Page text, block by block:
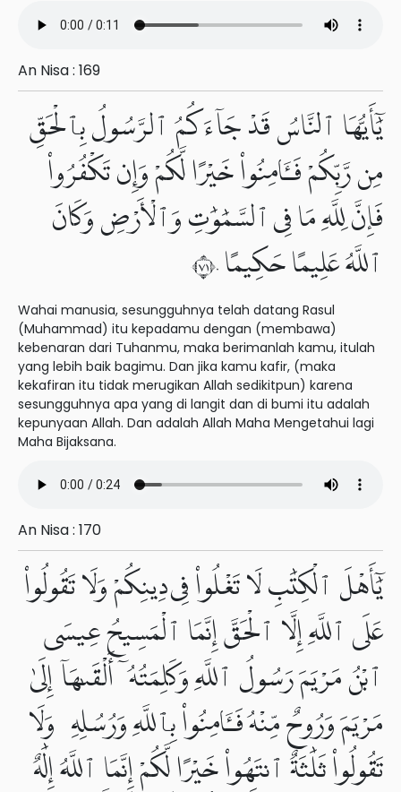
An Nisa : 169
يَٰٓأَيُّهَا ٱلنَّاسُ قَدْ جَآءَكُمُ ٱلرَّسُولُ بِٱلْحَقِّ
مِن رَّبِّكُمْ فَـَٔامِنُوا۟ خَيْرًا لَّكُمْ وَإِن تَكْفُرُوا۟
فَإِنَّ لِلَّهِ مَا فِى ٱلسَّمَٰوَٰتِ وَٱلْأَرْضِ وَكَانَ
ٱللَّهُ عَلِيمًا حَكِيمًا ١٧٠
Wahai manusia, sesungguhnya telah datang Rasul
(Muhammad) itu kepadamu dengan (membawa)
kebenaran dari Tuhanmu, maka berimanlah kamu, itulah
yang lebih baik bagimu. Dan jika kamu kafir, (maka
kekafiran itu tidak merugikan Allah sedikitpun) karena
sesungguhnya apa yang di langit dan di bumi itu adalah
kepunyaan Allah. Dan adalah Allah Maha Mengetahui lagi
Maha Bijaksana.
An Nisa : 170
يَٰٓأَهْلَ ٱلْكِتَٰبِ لَا تَغْلُوا۟ فِى دِينِكُمْ وَلَا تَقُولُوا۟
عَلَى ٱللَّهِ إِلَّا ٱلْحَقَّ إِنَّمَا ٱلْمَسِيحُ عِيسَى
ٱبْنُ مَرْيَمَ رَسُولُ ٱللَّهِ وَكَلِمَتُهُۥٓ أَلْقَىٰهَآ إِلَىٰ
مَرْيَمَ وَرُوحٌ مِّنْهُ فَـَٔامِنُوا۟ بِٱللَّهِ وَرُسُلِهِۦ وَلَا
تَقُولُوا۟ ثَلَٰثَةٌ ٱنتَهُوا۟ خَيْرًا لَّكُمْ إِنَّمَا ٱللَّهُ إِلَٰهٌ